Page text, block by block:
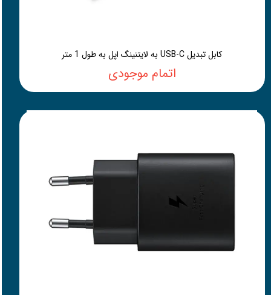
کابل تبدیل USB-C به لایتنینگ اپل به طول 1 متر
اتمام موجودی